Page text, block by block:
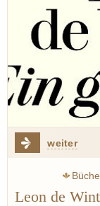
weiter
Leon de